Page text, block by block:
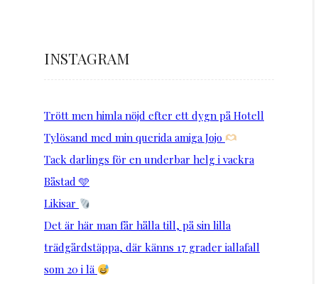
INSTAGRAM
Trött men himla nöjd efter ett dygn på Hotell
Tylösand med min querida amiga Jojo
Tack darlings för en underbar helg i vackra
Båstad 🩵
Likisar
Det är här man får hålla till, på sin lilla
trädgårdstäppa, där känns 17 grader iallafall
som 20 i lä